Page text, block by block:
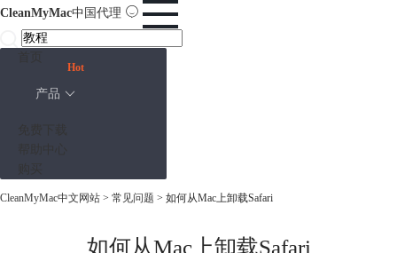
CleanMyMac中国代理
产品
Hot
CleanMyMac中文网站 > 常见问题 > 如何从Mac上卸载Safari
如何从Mac上卸载Safari